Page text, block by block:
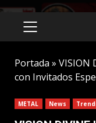
PRIMARY
MENU
Portada » VISION
con Invitados
METAL News